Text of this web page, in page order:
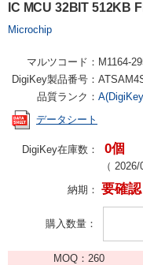
IC MCU 32BIT 512KB
Microchip
マルツコード： M1164-
DigiKey製品番号：
品質ランク：
データシート
DigiKey在庫数： 0個
（ 2026/
納期： 要確認
購入数量
MOQ：260